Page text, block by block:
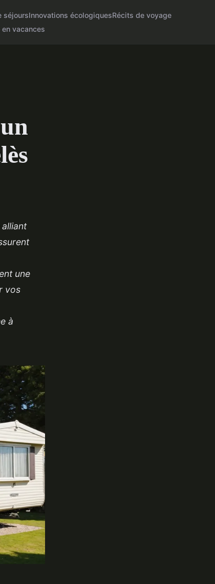
séjoursInnovations écologiquesRécits de voyage
en vacances
une
vos
à